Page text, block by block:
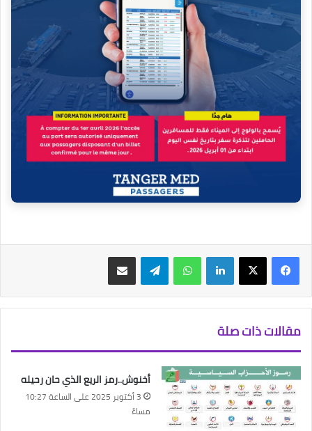
فيسبوك‫X لينكدإن واتساب تيلقرام مشاركة عبر البريد
مقالات ذات صلة
أخنوش..رمز الريع الذي حان رحيله
3 أكتوبر 2025 على الساعة 10:27
مساءً